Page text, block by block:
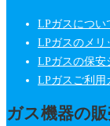
LPガスについ
LPガスのメリ
LPガスの保安
LPガスご利用
ガス機器の